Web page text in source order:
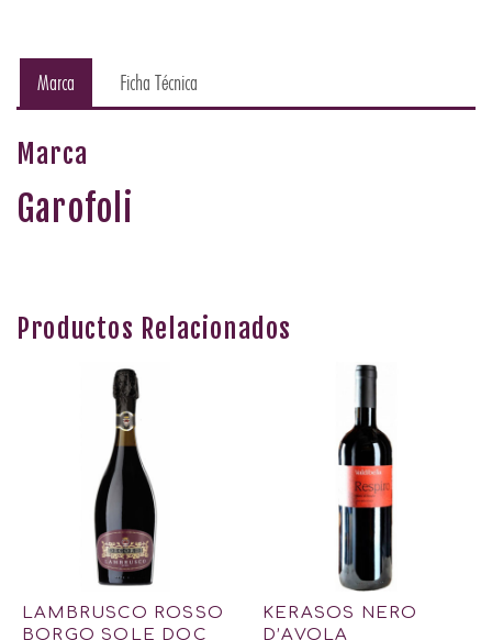
Marca Ficha Técnica
Marca
Garofoli
Productos Relacionados
LAMBRUSCO ROSSO
BORGO SOLE DOC
KERASOS NERO
D’AVOLA